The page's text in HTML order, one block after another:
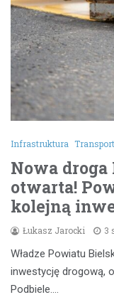
Infrastruktura Transport
Nowa droga
otwarta!
kolejną
Łukasz Jarocki 3
Władze Powiatu
inwestycję drogową,
Podbiele.…